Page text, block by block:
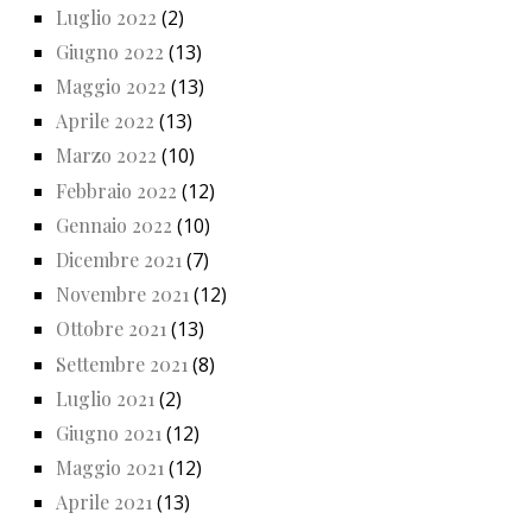
Luglio 2022 (2)
Giugno 2022 (13)
Maggio 2022 (13)
Aprile 2022 (13)
Marzo 2022 (10)
Febbraio 2022 (12)
Gennaio 2022 (10)
Dicembre 2021 (7)
Novembre 2021(12)
Ottobre 2021(13)
Settembre 2021 (8)
Luglio 2021 (2)
Giugno 2021 (12)
Maggio 2021 (12)
Aprile 2021(13)